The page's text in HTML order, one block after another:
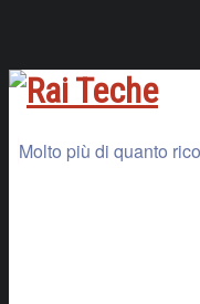
Molto più di quanto